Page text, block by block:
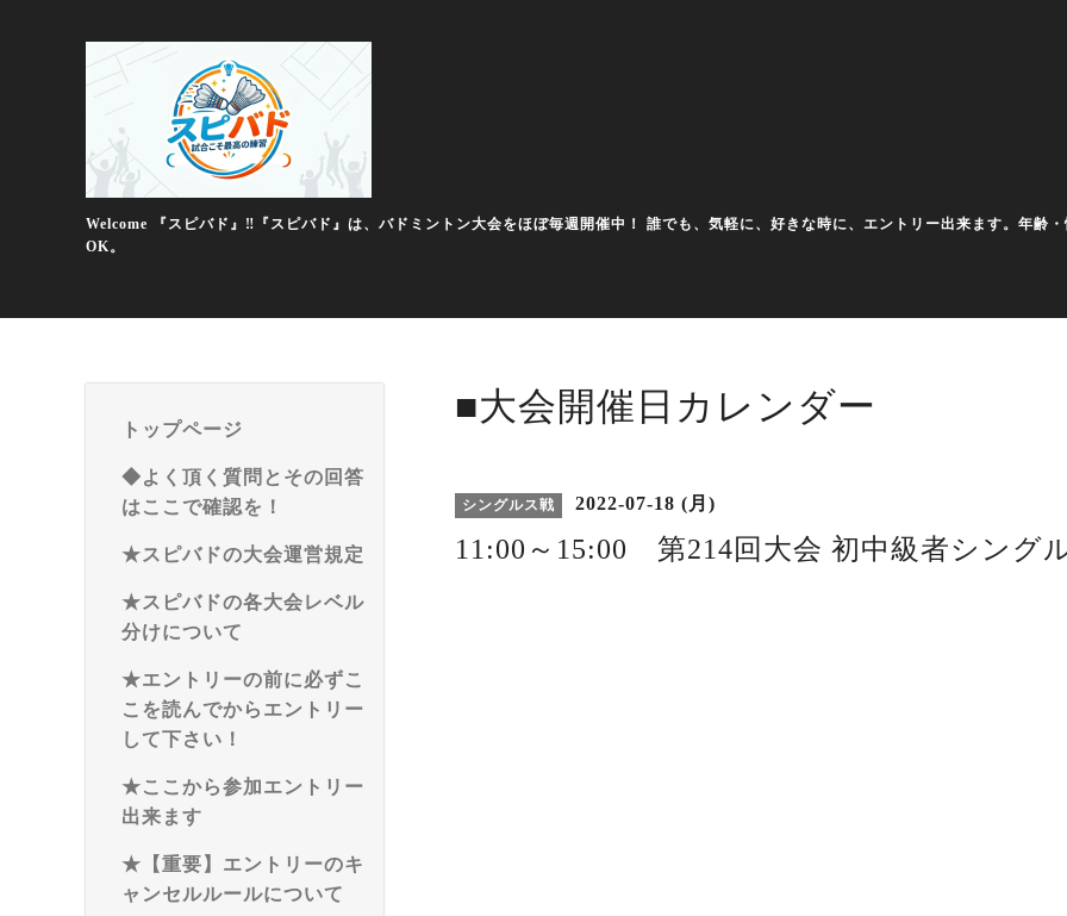
Welcome 『スピバド』‼️『スピバド』は、バドミントン大会をほぼ毎週開催中！ 誰でも、気軽に、好きな時に、エントリー出来ます。年齢
OK。
トップページ
◆よく頂く質問とその回答
はここで確認を！
★スピバドの大会運営規定
★スピバドの各大会レベル
分けについて
★エントリーの前に必ずこ
こを読んでからエントリー
して下さい！
★ここから参加エントリー
出来ます
★【重要】エントリーのキ
ャンセルルールについて
■大会開催日カレンダー
シングルス戦 2022-07-18 (月)
11:00～15:00 第214回大会 初中級者シング